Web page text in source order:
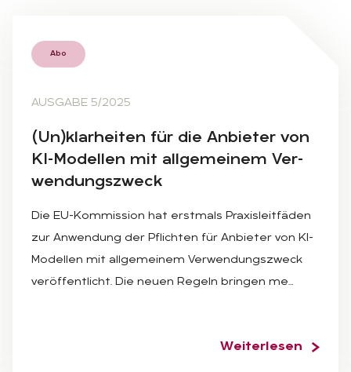
Abo
AUSGABE 5/2025
(Un)klar­hei­ten für die An­bie­ter von
KI-Mo­del­len mit all­ge­mei­nem Ver­
wen­dungs­zweck
Die EU-Kommission hat erstmals Praxisleitfäden
zur Anwendung der Pflichten für Anbieter von KI-
Modellen mit allgemeinem Verwendungszweck
veröffentlicht. Die neuen Regeln bringen me…
Weiterlesen